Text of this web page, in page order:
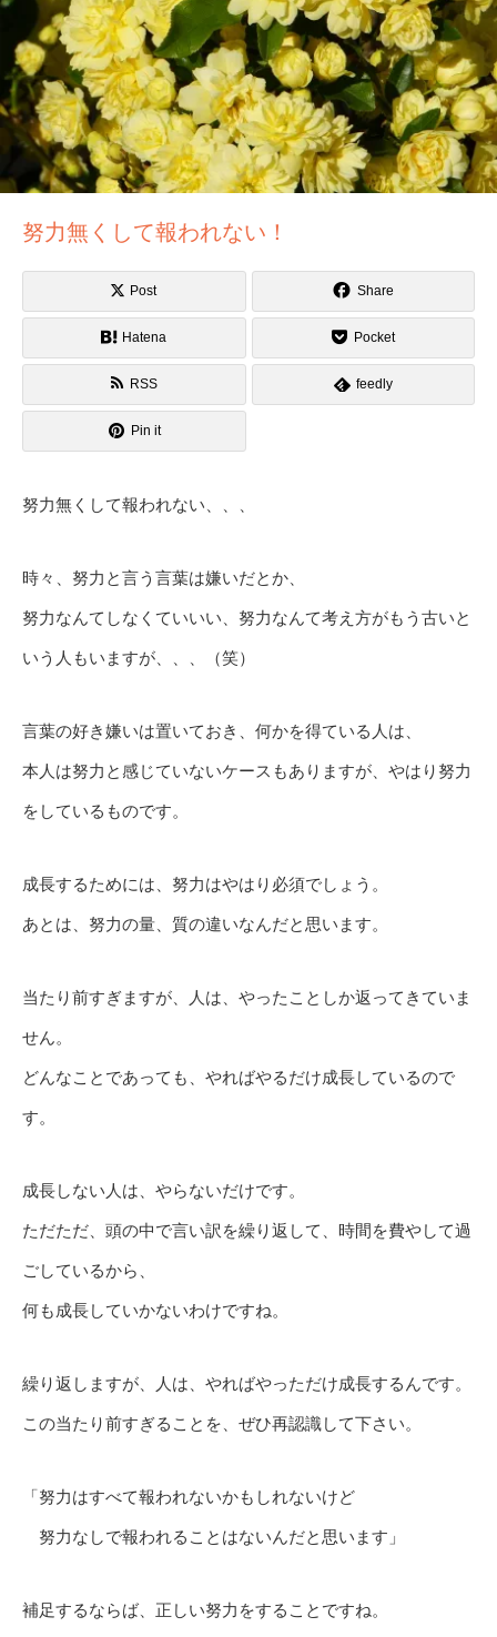
努力無くして報われない！
Post Share
Hatena Pocket
RSS feedly
Pin it
努力無くして報われない、、、
時々、努力と言う言葉は嫌いだとか、
努力なんてしなくていいい、努力なんて考え方がもう古いと
いう人もいますが、、、（笑）
言葉の好き嫌いは置いておき、何かを得ている人は、
本人は努力と感じていないケースもありますが、やはり努力
をしているものです。
成長するためには、努力はやはり必須でしょう。
あとは、努力の量、質の違いなんだと思います。
当たり前すぎますが、人は、やったことしか返ってきていま
せん。
どんなことであっても、やればやるだけ成長しているので
す。
成長しない人は、やらないだけです。
ただただ、頭の中で言い訳を繰り返して、時間を費やして過
ごしているから、
何も成長していかないわけですね。
繰り返しますが、人は、やればやっただけ成長するんです。
この当たり前すぎることを、ぜひ再認識して下さい。
「努力はすべて報われないかもしれないけど
努力なしで報われることはないんだと思います」
補足するならば、正しい努力をすることですね。